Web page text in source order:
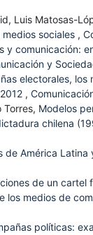
Luis Matosas-
sociales ,
y comunicación:
y
electorales,
,
Torres, Modelos
chilena
de América
de un
los medios de
políticas: